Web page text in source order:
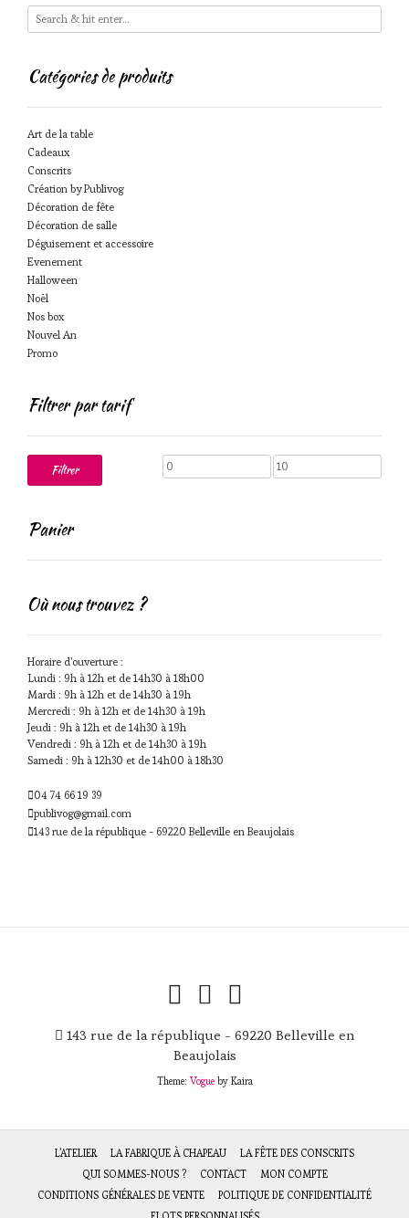
Catégories de produits
Art de la table
Cadeaux
Conscrits
Création by Publivog
Décoration de fête
Décoration de salle
Déguisement et accessoire
Evenement
Halloween
Noël
Nos box
Nouvel An
Promo
Filtrer par tarif
Prix
Prix
Filtrer
Panier
Où nous trouvez ?
Horaire d'ouverture :
Lundi : 9h à 12h et de 14h30 à 18h00
Mardi : 9h à 12h et de 14h30 à 19h
Mercredi : 9h à 12h et de 14h30 à 19h
Jeudi : 9h à 12h et de 14h30 à 19h
Vendredi : 9h à 12h et de 14h30 à 19h
Samedi : 9h à 12h30 et de 14h00 à 18h30
04 74 66 19 39
publivog@gmail.com
143 rue de la république - 69220 Belleville en Beaujolais
143 rue de la république - 69220 Belleville en
Beaujolais
Theme:Vogueby Kaira
L’ATELIER LA FABRIQUE À CHAPEAU
LA FÊTE DES CONSCRITS
QUI SOMMES-NOUS ?
CONTACT
MON COMPTE
CONDITIONS GÉNÉRALES DE VENTE
POLITIQUE DE CONFIDENTIALITÉ